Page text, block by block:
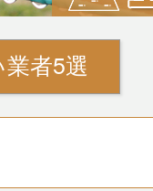
者5選